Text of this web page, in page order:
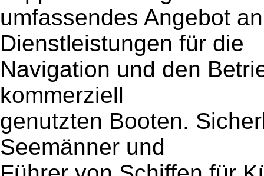
umfassendes Angebot
Dienstleistungen für die
Navigation und den
kommerziell
genutzten Booten.
Seemänner und